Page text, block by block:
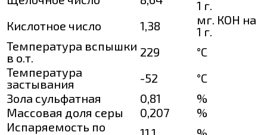
1 г.
Кислотное число
1,38
мг. КОН на
1 г.
Температура вспышки
в о.т.
229
°C
Температура
застывания
-52
°C
Зола сульфатная
0,81
%
Массовая доля серы
0,207
%
Испаряемость по